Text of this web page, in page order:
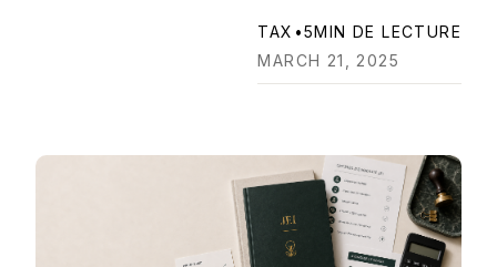
TAX •5MIN DE LECTURE
MARCH 21, 2025